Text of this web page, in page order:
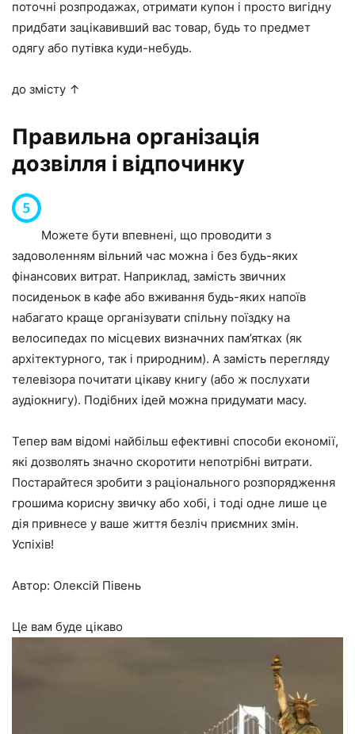
поточні розпродажах, отримати купон і просто вигідну
придбати зацікавивший вас товар, будь то предмет
одягу або путівка куди-небудь.
до змісту ↑
Правильна організація
дозвілля і відпочинку
Можете бути впевнені, що проводити з
задоволенням вільний час можна і без будь-яких
фінансових витрат. Наприклад, замість звичних
посиденьок в кафе або вживання будь-яких напоїв
набагато краще організувати спільну поїздку на
велосипедах по місцевих визначних пам’ятках (як
архітектурного, так і природним). А замість перегляду
телевізора почитати цікаву книгу (або ж послухати
аудіокнигу). Подібних ідей можна придумати масу.
Тепер вам відомі найбільш ефективні способи економії,
які дозволять значно скоротити непотрібні витрати.
Постарайтеся зробити з раціонального розпорядження
грошима корисну звичку або хобі, і тоді одне лише це
дія привнесе у ваше життя безліч приємних змін.
Успіхів!
Автор: Олексій Півень
Це вам буде цікаво